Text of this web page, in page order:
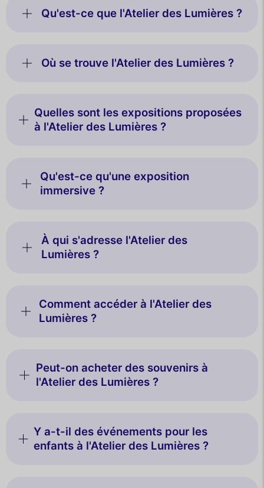
Qu'est-ce que l'Atelier des Lumières ?
Où se trouve l'Atelier des Lumières ?
Quelles sont les expositions proposées
à l'Atelier des Lumières ?
Qu'est-ce qu'une exposition
immersive ?
À qui s'adresse l'Atelier des
Lumières ?
Comment accéder à l'Atelier des
Lumières ?
Peut-on acheter des souvenirs à
l'Atelier des Lumières ?
Y a-t-il des événements pour les
enfants à l'Atelier des Lumières ?